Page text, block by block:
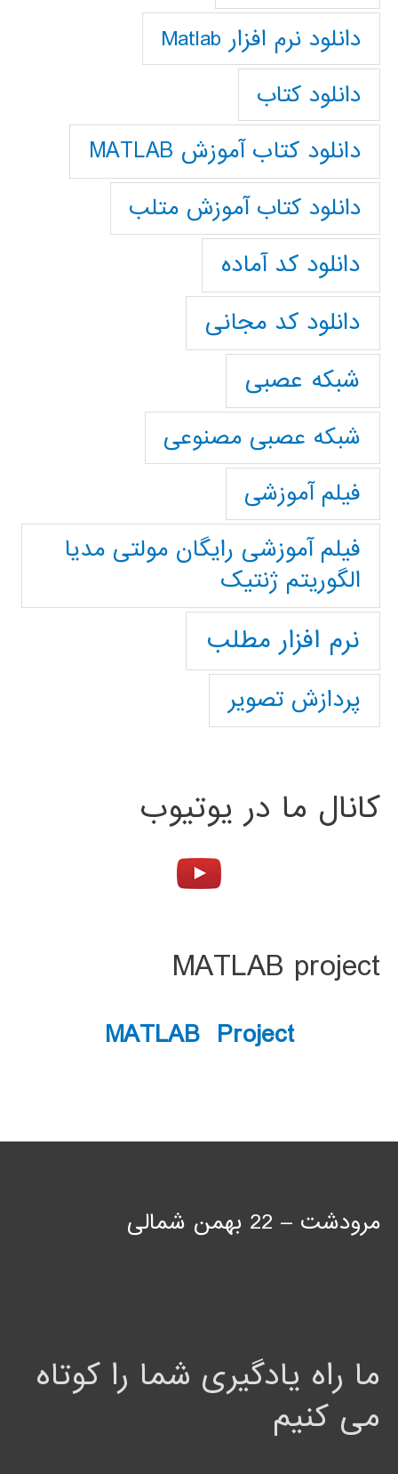
دانلود نرم افزار Matlab
دانلود کتاب
دانلود کتاب آموزش MATLAB
دانلود کتاب آموزش متلب
دانلود کد آماده
دانلود کد مجانی
شبکه عصبی
شبکه عصبی مصنوعی
فیلم آموزشی
فیلم آموزشی رایگان مولتی مدیا
الگوریتم ژنتیک
نرم افزار مطلب
پردازش تصویر
کانال ما در یوتیوب
MATLAB project
MATLAB Project
مرودشت – 22 بهمن شمالی
ما راه یادگیری شما را کوتاه
می کنیم